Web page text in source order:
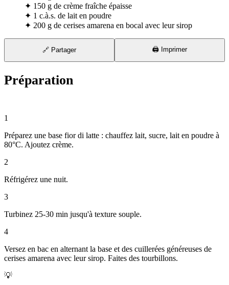
✦ 150 g de crème fraîche épaisse
✦ 1 c.à.s. de lait en poudre
✦ 200 g de cerises amarena en bocal avec leur sirop
🔗 Partager 🖨️ Imprimer
Préparation
1
Préparez une base fior di latte : chauffez lait, sucre, lait en poudre à
80°C. Ajoutez crème.
2
Réfrigérez une nuit.
3
Turbinez 25-30 min jusqu'à texture souple.
4
Versez en bac en alternant la base et des cuillerées généreuses de
cerises amarena avec leur sirop. Faites des tourbillons.
💡